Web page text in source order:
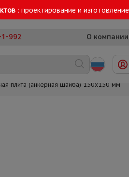
: проектирование и изготовление
992 О компании
плита (анкерная шайба) 150х150 мм